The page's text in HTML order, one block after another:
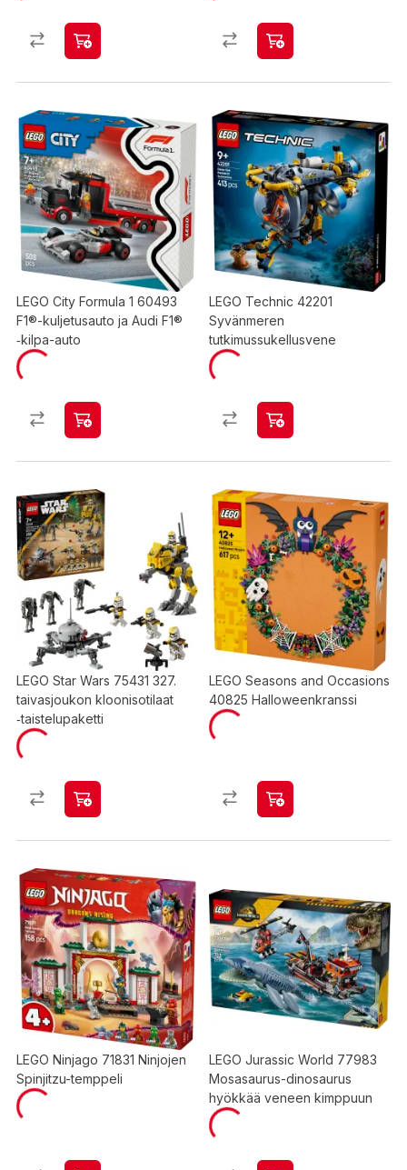
LEGO City Formula 1 60493
F1®-kuljetusauto ja Audi F1®
‑kilpa-auto
LEGO Technic 42201
Syvänmeren
tutkimussukellusvene
LEGO Star Wars 75431 327.
taivasjoukon kloonisotilaat
‑taistelupaketti
LEGO Seasons and Occasions
40825 Halloweenkranssi
LEGO Ninjago 71831 Ninjojen
Spinjitzu-temppeli
LEGO Jurassic World 77983
Mosasaurus-dinosaurus
hyökkää veneen kimppuun